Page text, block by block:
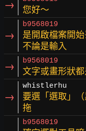
→ 您好～
→
b9568019
是開啟檔案開
不論是輸入
→ b9568019
文字或畫形狀
→
whistlerhu
要選「選取」
拖
b9568019